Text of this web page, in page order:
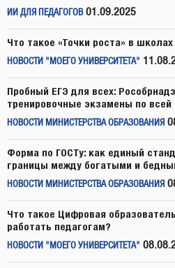
ИИ ДЛЯ ПЕДАГОГОВ 01.09.2025
Что такое «Точки роста» в
НОВОСТИ "МОЕГО УНИВЕРСИТЕТА"
Пробный ЕГЭ для всех:
тренировочные экзамены по всей
НОВОСТИ МИНИСТЕРСТВА ОБРАЗОВАНИЯ
Форма по ГОСТу: как единый
границы между богатыми и
НОВОСТИ МИНИСТЕРСТВА ОБРАЗОВАНИЯ
Что такое Цифровая
работать педагогам?
НОВОСТИ "МОЕГО УНИВЕРСИТЕТА"